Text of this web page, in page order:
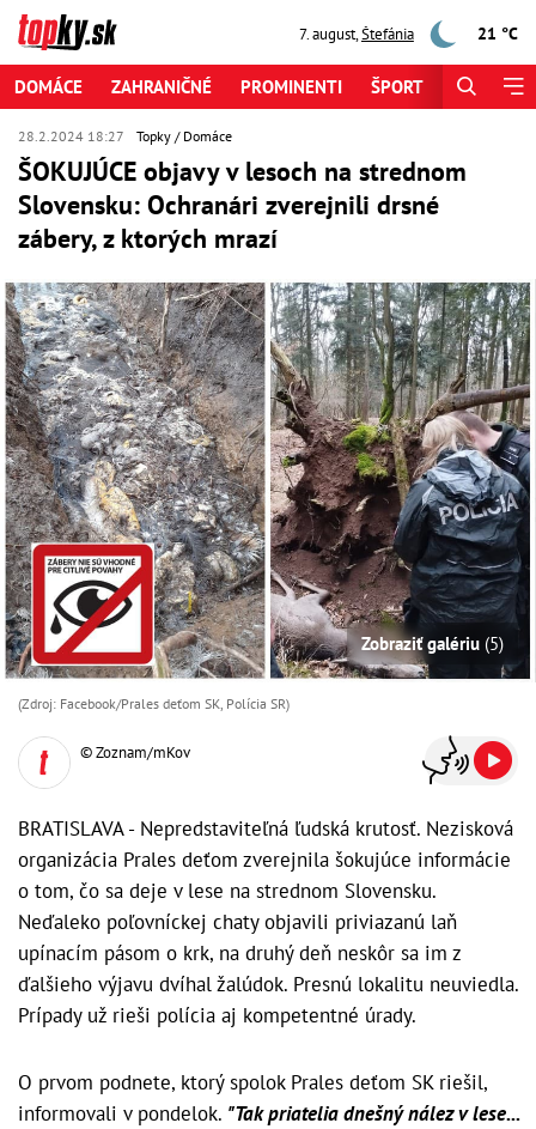
7. august,Štefánia 21 °C
DOMÁCE ZAHRANIČNÉ PROMINENTI ŠPORT
28.2.2024 18:27 Topky Domáce
ŠOKUJÚCE objavy v lesoch na strednom
Slovensku: Ochranári zverejnili drsné
zábery, z ktorých mrazí
Zobraziť galériu (5)
(Zdroj: Facebook/Prales deťom SK, Polícia SR)
© Zoznam/mKov
BRATISLAVA - Nepredstaviteľná ľudská krutosť. Nezisková
organizácia Prales deťom zverejnila šokujúce informácie
o tom, čo sa deje v lese na strednom Slovensku.
Neďaleko poľovníckej chaty objavili priviazanú laň
upínacím pásom o krk, na druhý deň neskôr sa im z
ďalšieho výjavu dvíhal žalúdok. Presnú lokalitu neuviedla.
Prípady už rieši polícia aj kompetentné úrady.
O prvom podnete, ktorý spolok Prales deťom SK riešil,
informovali v pondelok. "Tak priatelia dnešný nález v lese...